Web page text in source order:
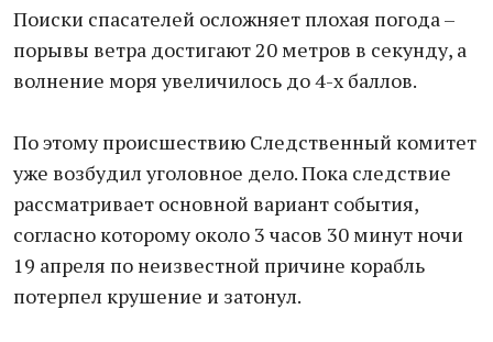
Поиски спасателей осложняет плохая погода –
порывы ветра достигают 20 метров в секунду, а
волнение моря увеличилось до 4-х баллов.
По этому происшествию Следственный комитет
уже возбудил уголовное дело. Пока следствие
рассматривает основной вариант события,
согласно которому около 3 часов 30 минут ночи
19 апреля по неизвестной причине корабль
потерпел крушение и затонул.